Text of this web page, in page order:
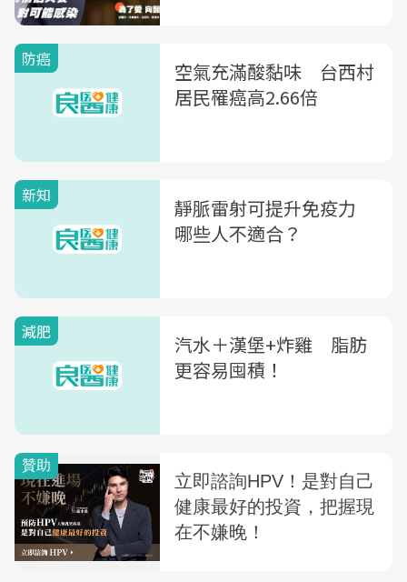
防癌
空氣充滿酸黏味 台西村
居民罹癌高2.66倍
新知
靜脈雷射可提升免疫力
哪些人不適合？
減肥
汽水＋漢堡+炸雞 脂肪
更容易囤積！